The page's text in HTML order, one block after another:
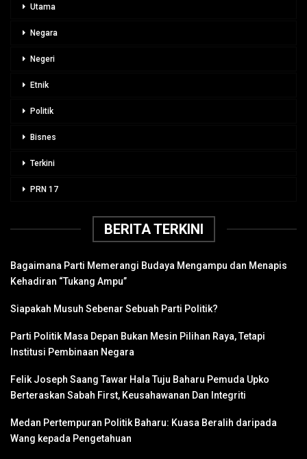
Utama
Negara
Negeri
Etnik
Politik
Bisnes
Terkini
PRN 17
BERITA TERKINI
Bagaimana Parti Memerangi Budaya Mengampu dan Menapis
Kehadiran “Tukang Ampu”
Siapakah Musuh Sebenar Sebuah Parti Politik?
Parti Politik Masa Depan Bukan Mesin Pilihan Raya, Tetapi
Institusi Pembinaan Negara
Felik Joseph Saang Tawar Hala Tuju Baharu Pemuda Upko
Berteraskan Sabah First, Keusahawanan Dan Integriti
Medan Pertempuran Politik Baharu: Kuasa Beralih daripada
Wang kepada Pengetahuan